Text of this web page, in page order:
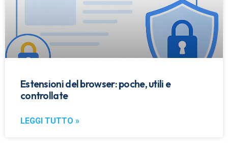
Estensioni del browser: poche, utili e
controllate
LEGGI TUTTO »